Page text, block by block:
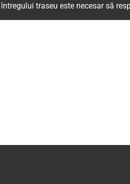
traseu este necesar să